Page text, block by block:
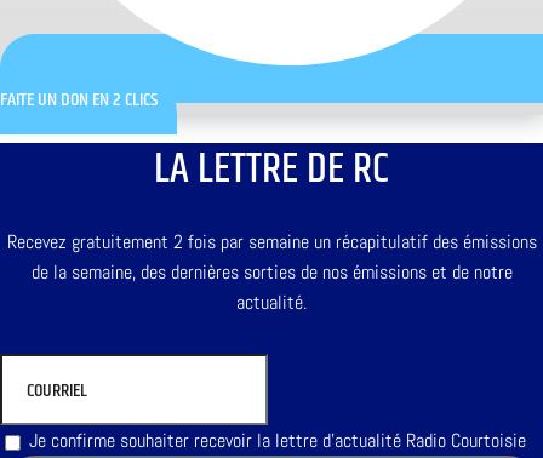
FAITE UN DON EN 2 CLICS
LA LETTRE DE RC
Recevez gratuitement 2 fois par semaine un récapitulatif des émissions
de la semaine, des dernières sorties de nos émissions et de notre
actualité.
Je confirme souhaiter recevoir la lettre d'actualité Radio Courtoisie